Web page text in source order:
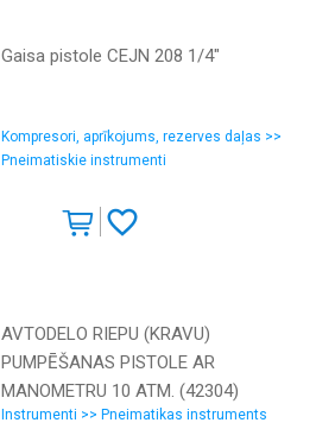
Gaisa pistole CEJN 208 1/4"
Kompresori, aprīkojums, rezerves daļas >>
Pneimatiskie instrumenti
AVTODELO RIEPU (KRAVU)
PUMPĒŠANAS PISTOLE AR
MANOMETRU 10 ATM. (42304)
Instrumenti >> Pneimatikas instruments